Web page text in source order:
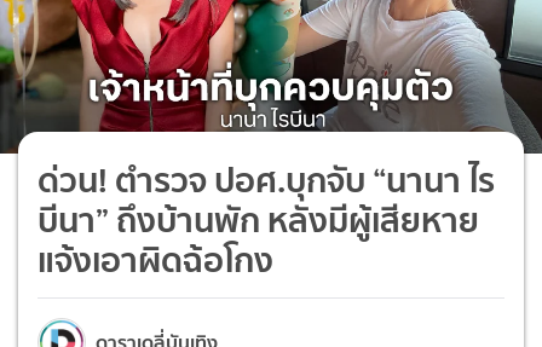
ด่วน! ตำรวจ ปอศ.บุกจับ “นานา ไร
บีนา” ถึงบ้านพัก หลังมีผู้เสียหาย
แจ้งเอาผิดฉ้อโกง